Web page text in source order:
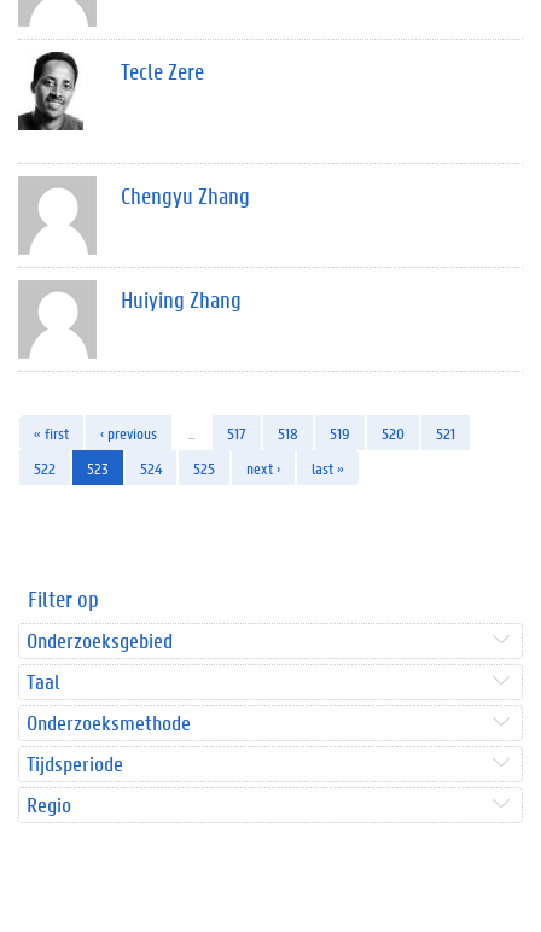
Tecle Zere
Chengyu Zhang
Huiying Zhang
« first ‹ previous 517 518 519 520
521
522
523 524 525 next › last »
Filter op
Onderzoeksgebied
Taal
Onderzoeksmethode
Tijdsperiode
Regio